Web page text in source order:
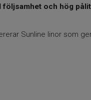
följsamhet och hög
Sunline linor som